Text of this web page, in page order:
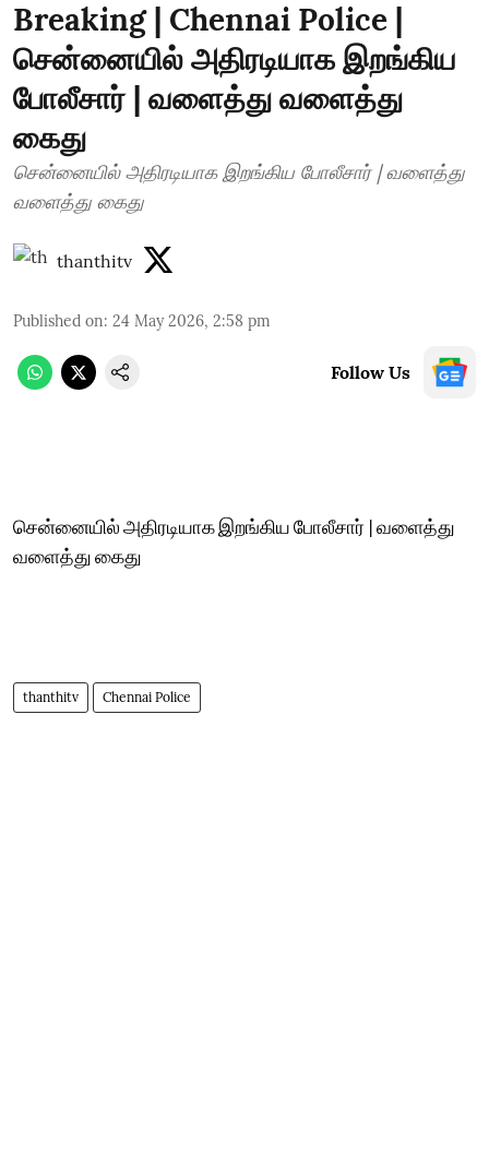
Breaking | Chennai Police |
சென்னையில் அதிரடியாக இறங்கிய
போலீசார் | வளைத்து வளைத்து
கைது
சென்னையில் அதிரடியாக இறங்கிய போலீசார் | வளைத்து
வளைத்து கைது
thanthitv
Published on: 24 May 2026, 2:58 pm
Follow Us
சென்னையில் அதிரடியாக இறங்கிய போலீசார் | வளைத்து
வளைத்து கைது
thanthitv Chennai Police